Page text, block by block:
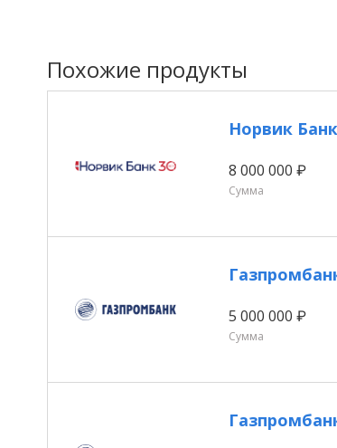
Похожие продукты
Норвик
8 000 000 ₽
Сумма
5 000 000 ₽
Сумма